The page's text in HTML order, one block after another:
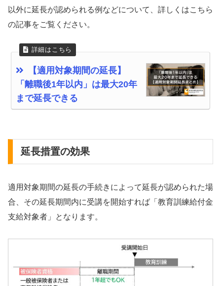
以外に延長が認められる例などについて、詳しくはこちら
の記事をご覧ください。
【適用対象期間の延長】
「離職後1年以内」は最大20年
まで延長できる
延長措置の効果
適用対象期間の延長の手続きによって延長が認められた場
合、その延長期間内に受講を開始すれば「教育訓練給付金
支給対象者」となります。